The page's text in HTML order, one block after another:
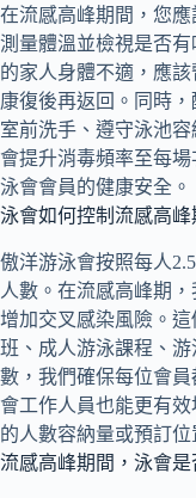
在流感高峰期間，您
測量體溫並檢視是否
的家人身體不適，應
康復後再返回。同時
室前洗手、遵守泳池
會提升消毒頻率至每
泳會會員的健康安全。
泳會如何控制流感高峰
傲洋游泳會按照每人
人數。在流感高峰期
增加交叉感染風險。
班、成人游泳課程、
數，我們確保每位會
會工作人員也能更有
的人數容納量或預訂
流感高峰期間，泳會